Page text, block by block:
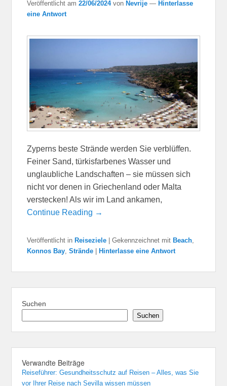
Veröffentlicht am22/06/2024 von Nevrije — Hinterlasse
eine Antwort
Zyperns beste Strände werden Sie verblüffen.
Feiner Sand, türkisfarbenes Wasser und
unglaubliche Landschaften – sie müssen sich
nicht vor denen in Griechenland oder Malta
verstecken! Als wir im Land ankamen,
Continue Reading →
Veröffentlicht in Reiseziele |Gekennzeichnet mit Beach,
Konnos Bay,Strände Hinterlasse eine Antwort
Suchen
Suchen
Verwandte Beiträge
Reiseführer: Gesundheitsschutz auf Reisen – Alles, was Sie
vor Ihrer Reise nach Sevilla wissen müssen